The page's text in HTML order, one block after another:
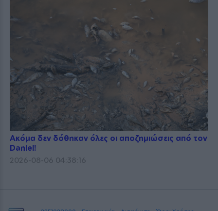
Ακόμα δεν δόθηκαν όλες οι αποζημιώσεις από τον
Daniel!
2026-08-06 04:38:16